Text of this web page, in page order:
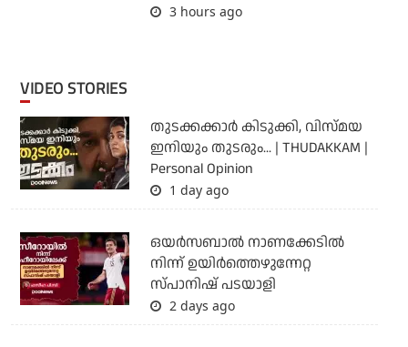
3 hours ago
VIDEO STORIES
തുടക്കക്കാര്‍ കിടുക്കി, വിസ്മയ
ഇനിയും തുടരും... | THUDAKKAM |
Personal Opinion
1 day ago
ഒയര്‍സബാൽ നാണക്കേടിൽ
നിന്ന് ഉയിർത്തെഴുന്നേറ്റ
സ്പാനിഷ് പടയാളി
2 days ago